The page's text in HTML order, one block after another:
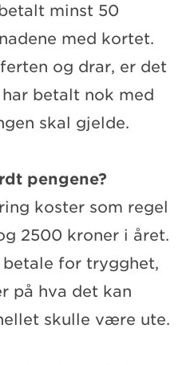
minst 50
med kortet.
og drar, er det
betalt nok med
skal gjelde.
pengene?
koster som regel
2500 kroner i året.
for trygghet,
på hva det kan
skulle være ute.